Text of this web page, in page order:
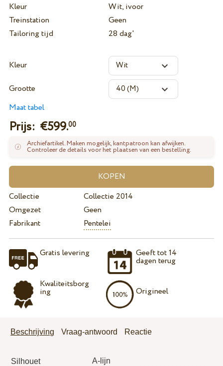
Kleur
Wit, ivoor
Treinstation
Geen
Tailoring tijd
28 dag'
Kleur
Grootte
Maat tabel
Prijs: €599.00
Archiefartikel. Maken mogelijk, kantpatroon kan afwijken.
Controleer de details voor het plaatsen van een bestelling.
Collectie
Collectie 2014
Omgezet
Geen
Fabrikant
Pentelei
Gratis levering
Kwaliteitsborg
ing
Geeft tot 14
dagen terug
Origineel
Beschrijving Vraag-antwoord Reactie
Silhouet
A-lijn